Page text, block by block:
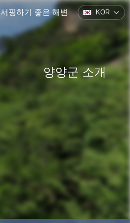
서핑하기 좋은 해변 KOR
양양군 소개